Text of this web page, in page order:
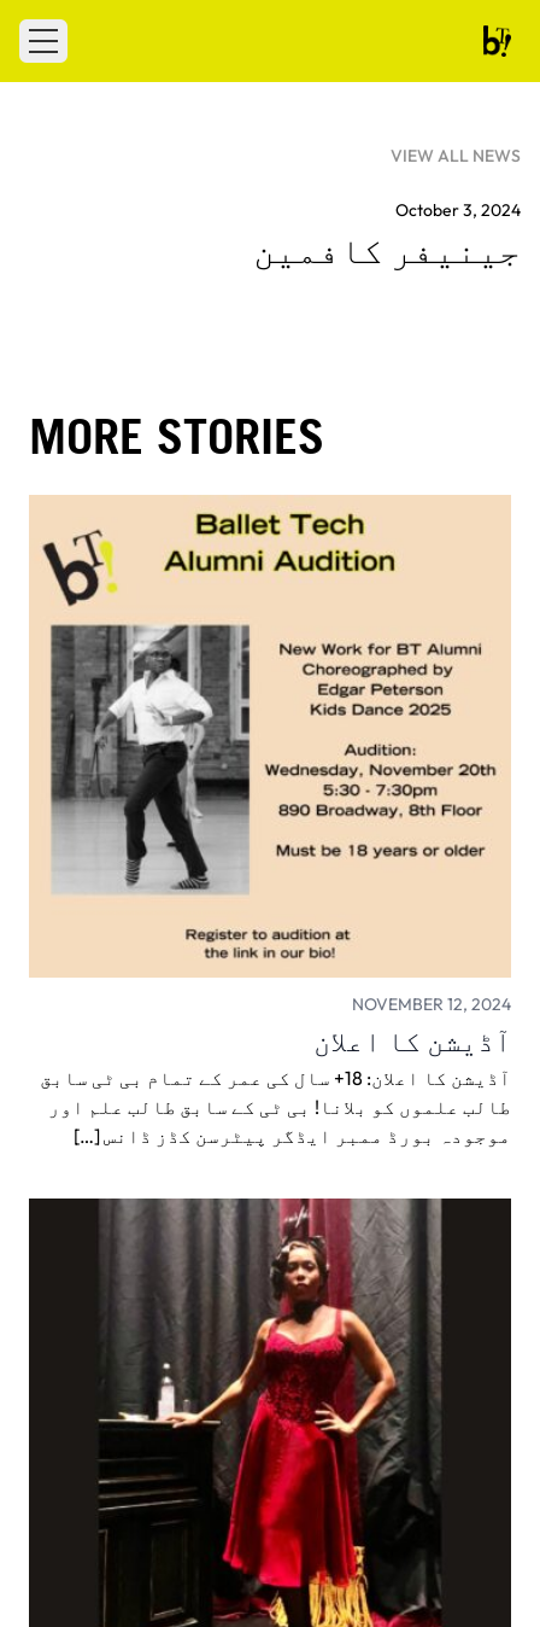
Ballet Tech
VIEW ALL NEWS
October 3, 2024
جینیفر کافمین
MORE STORIES
NOVEMBER 12, 2024
آڈیشن کا اعلان
آڈیشن کا اعلان: 18+ سال کی عمر کے تمام بی ٹی سابق
طالب علموں کو بلانا! بی ٹی کے سابق طالب علم اور
موجودہ بورڈ ممبر ایڈگر پیٹرسن کڈز ڈانس […]